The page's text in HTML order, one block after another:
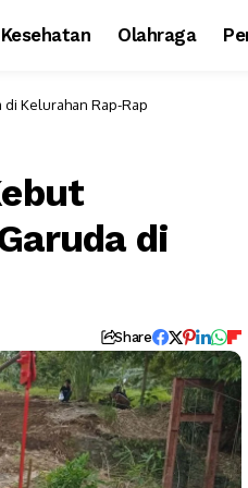
Kesehatan Olahraga
Kelurahan Rap-Rap
di
Share